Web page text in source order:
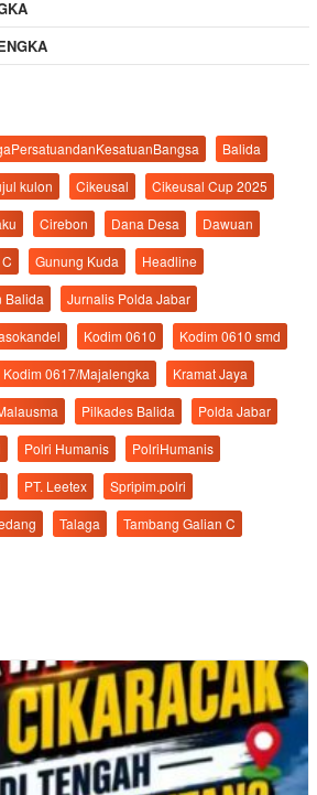
Balida
kulon Cikeusal
Cikeusal Cup 2025
Cirebon Dana Desa
Dawuan
Gunung Kuda
Headline
Balida
Jurnalis Polda Jabar
Kodim 0610
Kodim 0610 smd
Kodim 0617/Majalengka
Kramat Jaya
Pilkades Balida
Polda Jabar
Polri Humanis
PolriHumanis
PT. Leetex
Spripim.polri
Talaga
Tambang Galian C